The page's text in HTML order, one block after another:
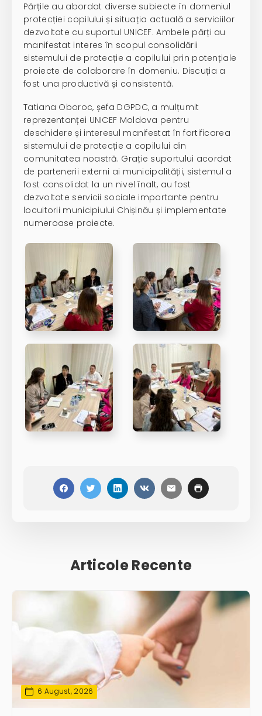
Părțile au abordat diverse subiecte în domeniul
protecției copilului și situația actuală a serviciilor
dezvoltate cu suportul UNICEF. Ambele părți au
manifestat interes în scopul consolidării
sistemului de protecție a copilului prin potențiale
proiecte de colaborare în domeniu. Discuția a
fost una productivă și consistentă.
Tatiana Oboroc, șefa DGPDC, a mulțumit
reprezentanței UNICEF Moldova pentru
deschidere și interesul manifestat în fortificarea
sistemului de protecție a copilului din
comunitatea noastră. Grație suportului acordat
de partenerii externi ai municipalității, sistemul a
fost consolidat la un nivel înalt, au fost
dezvoltate servicii sociale importante pentru
locuitorii municipiului Chișinău și implementate
numeroase proiecte.
Articole Recente
6 August, 2026